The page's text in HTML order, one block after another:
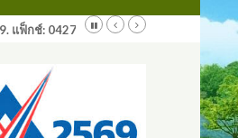
แฟ็กช์: 042707579 E-Mail: